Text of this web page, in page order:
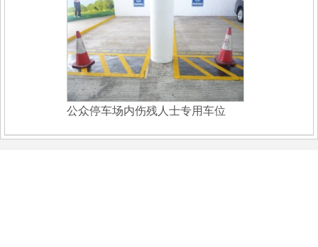
公众停车场内伤残人士专用车位